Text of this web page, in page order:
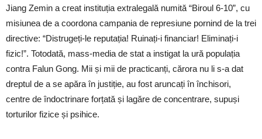
Jiang Zemin a creat instituția extralegală numită “Biroul 6-10”, cu
misiunea de a coordona campania de represiune pornind de la trei
directive: “Distrugeți-le reputația! Ruinați-i financiar! Eliminați-i
fizic!”. Totodată, mass-media de stat a instigat la ură populația
contra Falun Gong. Mii și mii de practicanți, cărora nu li s-a dat
dreptul de a se apăra în justiție, au fost aruncați în închisori,
centre de îndoctrinare forțată și lagăre de concentrare, supuși
torturilor fizice și psihice.